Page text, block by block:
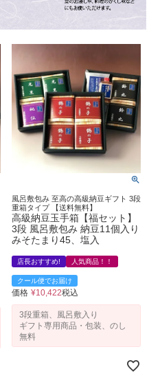
風呂敷包み 至高の高級納豆ギフト 3段
重箱タイプ 【送料無料】
高級納豆玉手箱【福セット】
3段 風呂敷包み 納豆11個入り
みそたまり45、塩入
店長おすすめ! 人気商品！！
クール便でお届け
価格 ¥10,422税込
3段重箱、風呂敷入り
ギフト専用商品・包装、のし
無料